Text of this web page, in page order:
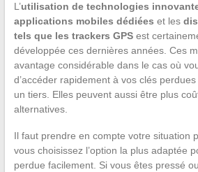
L’utilisation de technologies
applications mobiles dédiées et les
tels que les trackers GPSest
développée ces dernières années. Ces
avantage considérable dans le cas où
d’accéder rapidement à vos clés
un tiers. Elles peuvent aussi être plus
alternatives.
Il faut prendre en compte votre situation
vous choisissez l’option la plus adaptée
perdue facilement. Si vous êtes pressé